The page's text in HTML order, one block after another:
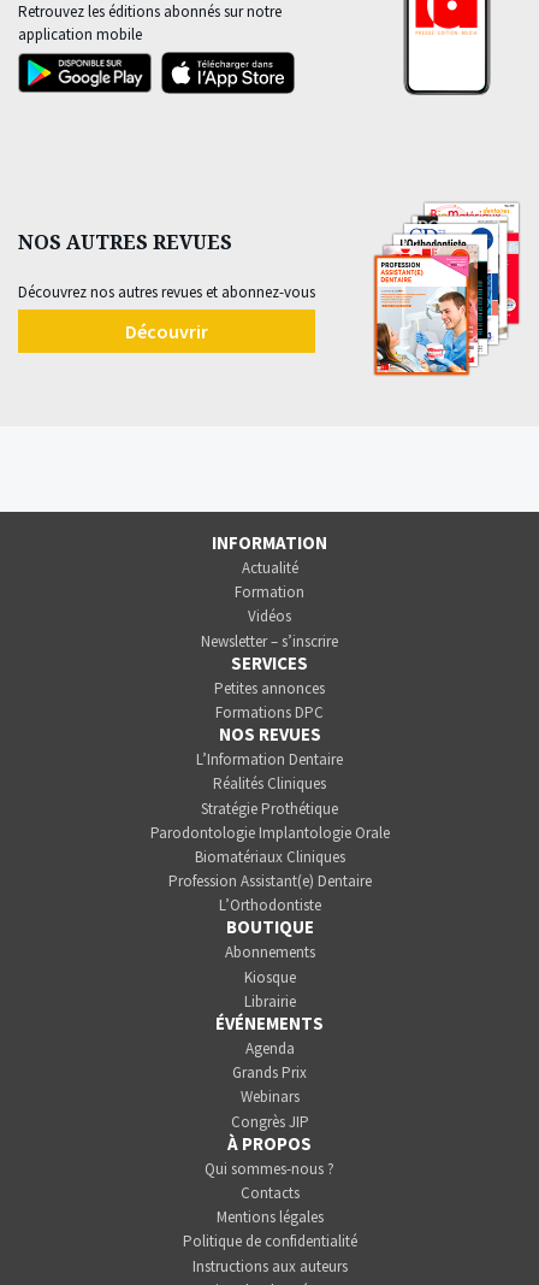
Retrouvez les éditions abonnés sur notre
application mobile
NOS AUTRES REVUES
Découvrez nos autres revues et abonnez-vous
Découvrir
INFORMATION
Actualité
Formation
Vidéos
Newsletter – s’inscrire
SERVICES
Petites annonces
Formations DPC
NOS REVUES
L’Information Dentaire
Réalités Cliniques
Stratégie Prothétique
Parodontologie Implantologie Orale
Biomatériaux Cliniques
Profession Assistant(e) Dentaire
L’Orthodontiste
BOUTIQUE
Abonnements
Kiosque
Librairie
ÉVÉNEMENTS
Agenda
Grands Prix
Webinars
Congrès JIP
À PROPOS
Qui sommes-nous ?
Contacts
Mentions légales
Politique de confidentialité
Instructions aux auteurs